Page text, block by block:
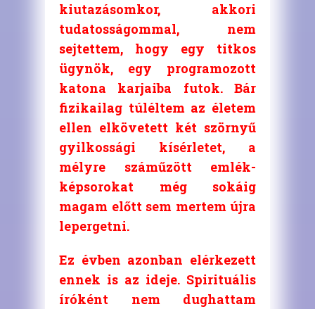
kiutazásomkor, akkori
tudatosságommal, nem
sejtettem, hogy egy titkos
ügynök, egy programozott
katona karjaiba futok. Bár
fizikailag túléltem az életem
ellen elkövetett két szörnyű
gyilkossági kísérletet, a
mélyre száműzött emlék-
képsorokat még sokáig
magam előtt sem mertem újra
lepergetni.
Ez évben azonban elérkezett
ennek is az ideje. Spirituális
íróként nem dughattam